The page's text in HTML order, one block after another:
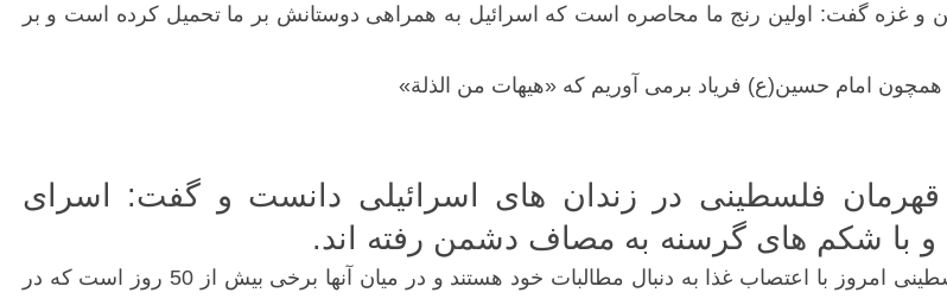
غزه گفت: اولین رنج ما محاصره است که اسرائیل به همراهی دوستانش بر ما تحمیل کرده است و بر
همچون امام حسین(ع) فریاد برمی آوریم که «هیهات من الذلة»
فلسطینی در زندان های اسرائیلی دانست و گفت: اسرای
با شکم های گرسنه به مصاف دشمن رفته اند.
وی با اشاره به اعتصاب غذای اسرای فلسطینی، افزود: همه اسرای فلسطینی امروز با اعتصاب غذا به دنبال مطالبات خود هستند و در میان آنها برخی بیش از 50 روز است که در